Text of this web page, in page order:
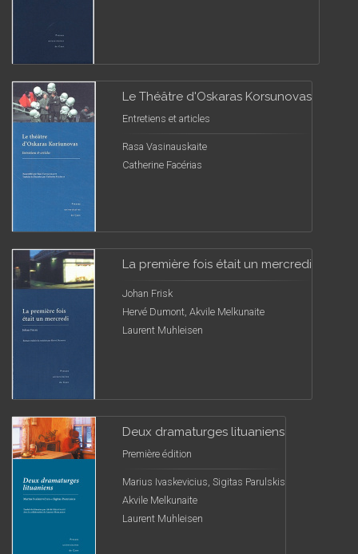
Le Théâtre d'Oskaras Korsunovas
Entretiens et articles
Rasa Vasinauskaite
Catherine Facérias
La première fois était un mercredi
Johan Frisk
Hervé Dumont, Akvile Melkunaite
Laurent Muhleisen
Deux dramaturges lituaniens
Première édition
Marius Ivaskevicius, Sigitas Parulskis
Akvile Melkunaite
Laurent Muhleisen